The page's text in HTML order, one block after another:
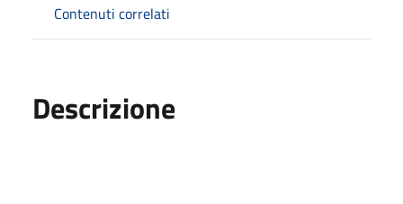
Contenuti correlati
Descrizione